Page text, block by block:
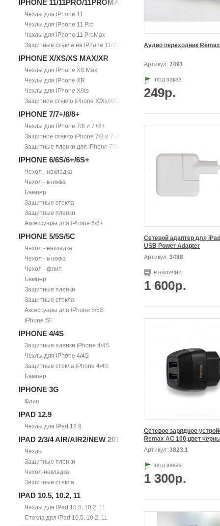
IPHONE 11/11PRO/11PROMAX
Чехлы для iPhone 11
Чехлы для iPhone 11 Pro
Чехлы для iPhone 11 ProMax
Защитные стекла на IPhone 11/11Pro/11ProMax
IPHONE X/XS/XS MAX/XR
Чехлы для IPhone XS Max
Чехлы для IPhone XR
Чехлы для iPhone X/Xs
Защитное стекло iPhone X/Xs/XR/Xs Max
IPHONE 7/7+/8/8+
Чехлы для iPhone 7/8 и 7+8+
Защитное стекло iPhone 7/8 и 7+/8+
Защитные пленки для iPhone 7/7+
IPHONE 6/6S/6+/6S+
Чехол - накладка
Чехол - книжка
Бампер
Защитные стекла
Защитные пленки
Аксессуары для iPhone 6/6+
IPHONE 5/5S/5С
Чехол - накладка
Чехол - книжка
Чехол - флип
Бампер
Защитные пленки
Защитные стекла
Аксессуары для iPhone 5/5S
iPhone SE
IPHONE 4/4S
Защитные пленки iPhone 4/4S
Чехлы для iPhone 4/4S
Защитные стекла iPhone 4/4S
Бампер
IPHONE 3G
Флип
IPAD 12.9
Чехлы для IPad 12.9
IPAD 2/3/4 AIR/AIR2/NEW 2017
Чехлы
Защитные пленки
Чехол-накладка
Защитные стекла
IPAD 10.5, 10.2, 11
Чехлы для IPad 10.5, 10.2, 11
Стекла дял IPad 10,5, 10,2, 11
Аудио переходник
Артикул: 7491
под заказ
249р.
Сетевой адаптер для
USB Power Adapter
Артикул: 3488
в наличии
1 600р.
Сетевое зарядное
Remax АС 100,цвет
Артикул: 3823.1
под заказ
1 300р.